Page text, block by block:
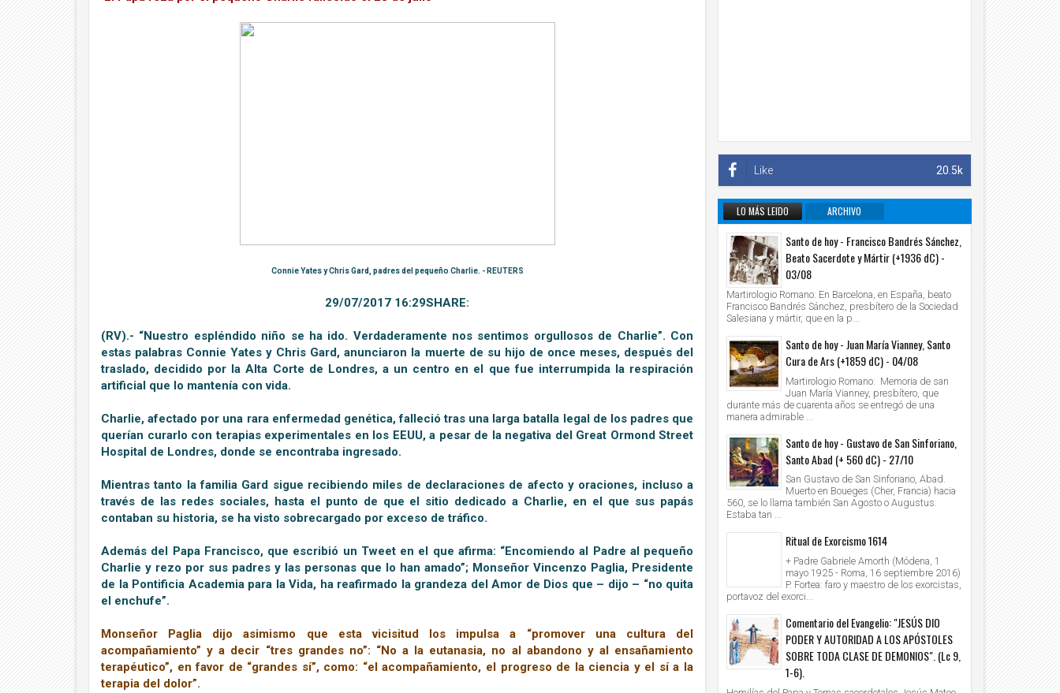
Connie Yates y Chris Gard, padres del pequeño Charlie. - REUTERS
29/07/2017 16:29SHARE:
(RV).- “Nuestro espléndido niño se ha ido. Verdaderamente nos sentimos orgullosos de Charlie”. Con
estas palabras Connie Yates y Chris Gard, anunciaron la muerte de su hijo de once meses, después del
traslado, decidido por la Alta Corte de Londres, a un centro en el que fue interrumpida la respiración
artificial que lo mantenía con vida.
Charlie, afectado por una rara enfermedad genética, falleció tras una larga batalla legal de los padres que
querían curarlo con terapias experimentales en los EEUU, a pesar de la negativa del Great Ormond Street
Hospital de Londres, donde se encontraba ingresado.
Mientras tanto la familia Gard sigue recibiendo miles de declaraciones de afecto y oraciones, incluso a
través de las redes sociales, hasta el punto de que el sitio dedicado a Charlie, en el que sus papás
contaban su historia, se ha visto sobrecargado por exceso de tráfico.
Además del Papa Francisco, que escribió un Tweet en el que afirma: “Encomiendo al Padre al pequeño
Charlie y rezo por sus padres y las personas que lo han amado”; Monseñor Vincenzo Paglia, Presidente
de la Pontificia Academia para la Vida, ha reafirmado la grandeza del Amor de Dios que – dijo – “no quita
el enchufe”.
Monseñor Paglia dijo asimismo que esta vicisitud los impulsa a “promover una cultura del
acompañamiento” y a decir “tres grandes no”: “No a la eutanasia, no al abandono y al ensañamiento
terapéutico”, en favor de “grandes sí”, como: “el acompañamiento, el progreso de la ciencia y el sí a la
terapia del dolor”.
20.5k
Like
LO MÁS LEIDO
ARCHIVO
INFORMATIVO
Santo de hoy - Francisco Bandrés Sánchez,
Beato Sacerdote y Mártir (+1936 dC) -
03/08
Martirologio Romano: En Barcelona, en España, beato
Francisco Bandrés Sánchez, presbítero de la Sociedad
Salesiana y mártir, que en la p...
Santo de hoy - Juan María Vianney, Santo
Cura de Ars (+1859 dC) - 04/08
Martirologio Romano: Memoria de san
Juan María Vianney, presbítero, que
durante más de cuarenta años se entregó de una
manera admirable ...
Santo de hoy - Gustavo de San Sinforiano,
Santo Abad (+ 560 dC) - 27/10
San Gustavo de San Sinforiano, Abad.
Muerto en Boueges (Cher, Francia) hacia
560, se lo llama también San Agosto o Augustus.
Estaba tan ...
Ritual de Exorcismo 1614
+ Padre Gabriele Amorth (Módena, 1
mayo 1925 - Roma, 16 septiembre 2016)
P. Fortea: faro y maestro de los exorcistas,
portavoz del exorci...
Comentario del Evangelio: "JESÚS DIO
PODER Y AUTORIDAD A LOS APÓSTOLES
SOBRE TODA CLASE DE DEMONIOS". (Lc 9,
1-6).